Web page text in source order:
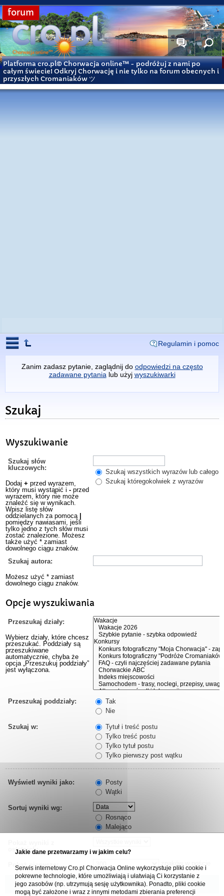
forum
Platforma cro.pl© Chorwacja online™ - podróżuj z nami po
całym świecie! Odkryj Chorwację i nie tylko na forum obecnych i
przyszłych Cromaniaków ツ
Regulamin i pomoc
Zanim zadasz pytanie, zaglądnij do odpowiedzi na często
zadawane pytania lub użyj wyszukiwarki
Szukaj
Wyszukiwanie
Szukaj słów
kluczowych:
Dodaj + przed wyrazem,
który musi wystąpić i - przed
wyrazem, który nie może
znaleźć się w wynikach.
Wpisz listę słów
oddzielanych za pomocą
pomiędzy nawiasami, jeśli
tylko jedno z tych słów musi
zostać znalezione. Możesz
także użyć * zamiast
dowolnego ciągu znaków.
Szukaj wszystkich wyrazów lub całego
Szukaj któregokolwiek z wyrazów
Szukaj autora:
Możesz użyć * zamiast
dowolnego ciągu znaków.
Opcje wyszukiwania
Przeszukaj działy:
Wybierz działy, które chcesz
przeszukać. Poddziały są
przeszukiwane
automatycznie, chyba że
opcja „Przeszukuj poddziały”
jest wyłączona.
Przeszukaj poddziały:
Tak
Nie
Szukaj w:
Tytuł i treść postu
Tylko treść postu
Tylko tytuł postu
Tylko pierwszy post wątku
Wyświetl wyniki jako:
Posty
Wątki
Sortuj wyniki wg:
Rosnąco
Malejąco
ostatnich:
Pokaż pierwsze:
Jakie dane przetwarzamy i w jakim celu?
Serwis internetowy Cro.pl Chorwacja Online wykorzystuje pliki cookie i
pokrewne technologie, które umożliwiają i ułatwiają Ci korzystanie z
jego zasobów (np. utrzymują sesję użytkownika). Ponadto, pliki cookie
mogą być założone i wraz z innymi metodami zbierania preferencji